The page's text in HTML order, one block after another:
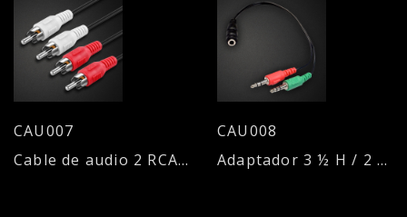
CAU007
Cable de audio 2 RCA M / 2 RCA M
CAU008
Adaptador 3 ½ H / 2 x 3 ½ M (Auricular + Micrófono)